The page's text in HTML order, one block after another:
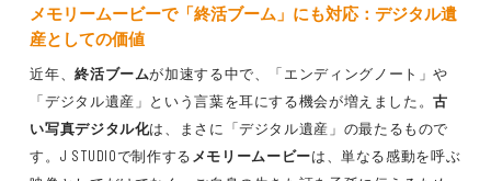
メモリームービーで「終活ブーム 」にも対応：デジタル遺
産としての価値
近年、終活ブームが加速する中で、「エンディングノート」や
「デジタル遺産」という言葉を耳にする機会が増えました。古
い写真デジタル化は、まさに「デジタル遺産」の最たるもので
す。J STUDIOで制作する メモリームービーは、単なる感動を呼ぶ